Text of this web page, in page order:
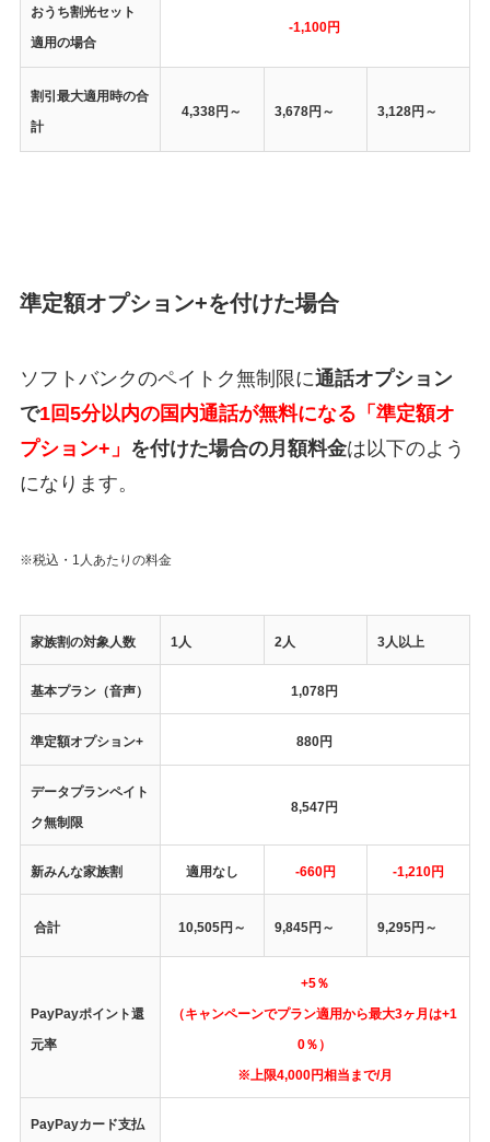
おうち割光セット
適用の場合
-1,100円
割引最大適用時の合
計
4,338円～ 3,678円～ 3,128円～
準定額オプション+を付けた場合
ソフトバンクのペイトク無制限に通話オプション
で1回5分以内の国内通話が無料になる「準定額オ
プション+」 を付けた場合の月額料金は以下のよう
になります。
※税込・1人あたりの料金
家族割の対象人数 1人 2人 3人以上
基本プラン（音声） 1,078円
準定額オプション+ 880円
データプランペイト
ク無制限
8,547円
新みんな家族割 適用なし -660円 -1,210円
合計 10,505円～ 9,845円 ～ 9,295円 ～
PayPayポイント還
元率
+5％
（キャンペーンでプラン適用から最大3ヶ月は+1
0％）
※上限4,000円相当まで/月
PayPayカード支払